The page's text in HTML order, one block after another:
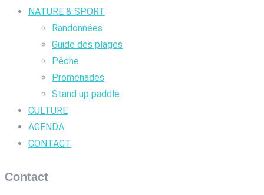
NATURE & SPORT
Randonnées
Guide des plages
Pêche
Promenades
Stand up paddle
CULTURE
AGENDA
CONTACT
Contact